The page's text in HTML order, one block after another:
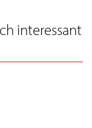
interessant